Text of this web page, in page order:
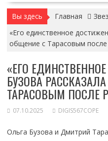
Вы здесь Главная
«Его единственное
общение с Тарасовым после
«ЕГО
БУЗОВА
ТАРАСОВЫМ ПОСЛЕ
07.10.2025 DIGIS567COPE
Ольга Бузова и Дмитрий